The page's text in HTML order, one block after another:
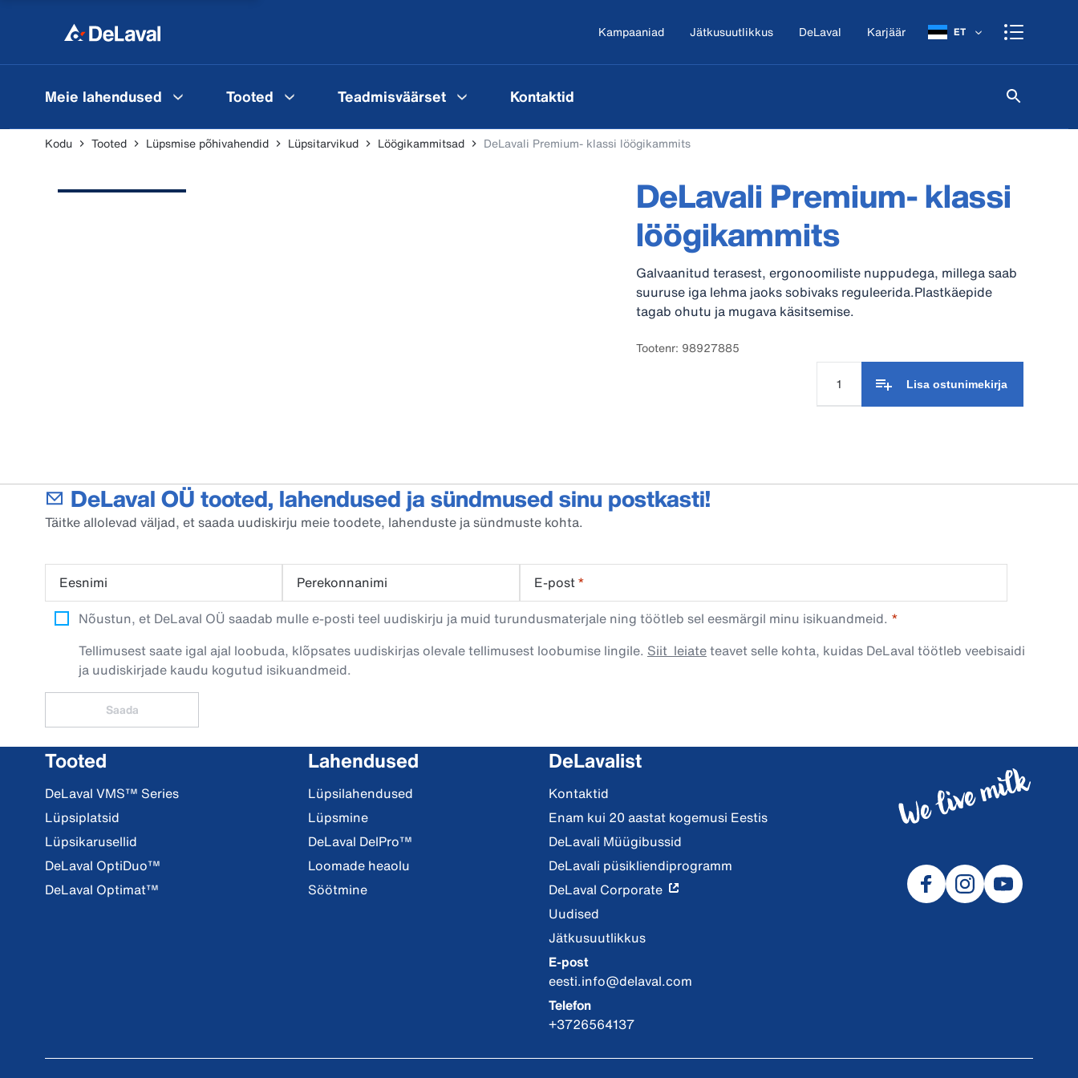
Kampaaniad Jätkusuutlikkus DeLaval Karjäär ET
Meie lahendused Tooted Teadmisväärset Kontaktid
Kodu Tooted Lüpsmise põhivahendid Lüpsitarvikud Löögikammitsad DeLavali Premium- klassi löögikammits
DeLavali Premium- klassi
löögikammits
Galvaanitud terasest, ergonoomiliste nuppudega, millega saab
suuruse iga lehma jaoks sobivaks reguleerida.Plastkäepide
tagab ohutu ja mugava käsitsemise.
Tootenr: 98927885
Lisa ostunimekirja
DeLaval OÜ tooted, lahendused ja sündmused sinu postkasti!
Täitke allolevad väljad, et saada uudiskirju meie toodete, lahenduste ja sündmuste kohta.
Eesnimi Perekonnanimi E-post*
Nõustun, et DeLaval OÜ saadab mulle e-posti teel uudiskirju ja muid turundusmaterjale ning töötleb sel eesmärgil minu isikuandmeid.​
Tellimusest saate igal ajal loobuda, klõpsates uudiskirjas olevale tellimusest loobumise lingile. Siit leiateteavet selle kohta, kuidas DeLaval töötleb veebisaidi
ja uudiskirjade kaudu kogutud isikuandmeid.
Saada
Tooted
DeLaval VMS™ Series
Lüpsiplatsid
Lüpsikarusellid
DeLaval OptiDuo™
DeLaval Optimat™
Lahendused
Lüpsilahendused
Lüpsmine
DeLaval DelPro™
Loomade heaolu
Söötmine
DeLavalist
Kontaktid
Enam kui 20 aastat kogemusi Eestis
DeLavali Müügibussid
DeLavali püsikliendiprogramm
DeLaval Corporate
Uudised
Jätkusuutlikkus
E-post
eesti.info@delaval.com
Telefon
+3726564137